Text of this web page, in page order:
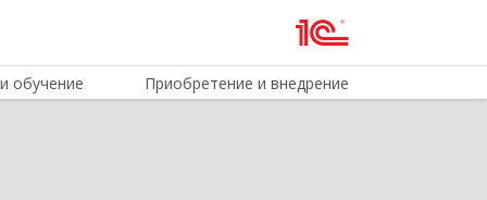
обучение Приобретение и внедрение